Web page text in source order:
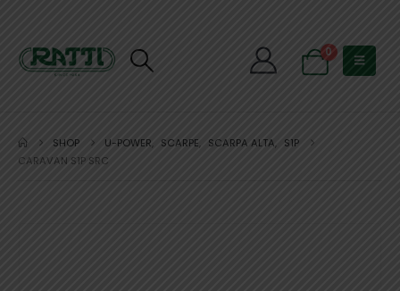
0
SHOP U-POWER, SCARPE, SCARPA ALTA, S1P
CARAVAN S1P SRC